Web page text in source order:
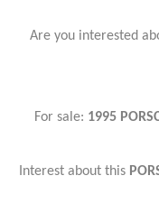
Are you interested
For sale: 1995
Interest about this